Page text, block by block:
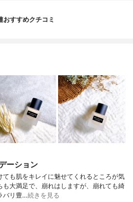
おすすめクチコミ
ーション
も肌をキレイに魅せてくれるところが気
も大満足で、崩れはしますが、崩れても綺
バリ豊…続きを見る